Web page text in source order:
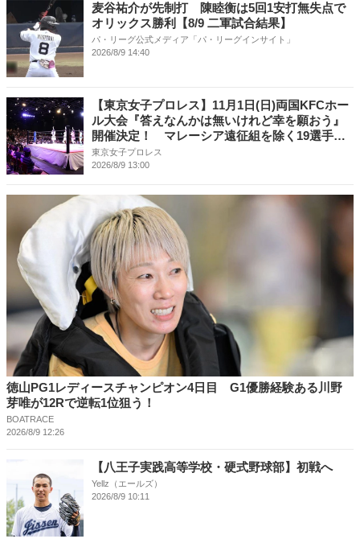
麦谷祐介が先制打 陳睦衡は5回1安打無失点で
オリックス勝利【8/9 二軍試合結果】
パ・リーグ公式メディア「パ・リーグインサイト」
2026/8/9 14:40
【東京女子プロレス】11月1日(日)両国KFCホー
ル大会『答えなんかは無いけれど幸を願おう』
開催決定！ マレーシア遠征組を除く19選手が
出場予定！
東京女子プロレス
2026/8/9 13:00
徳山PG1レディースチャンピオン4日目 G1優勝経験ある川野
芽唯が12Rで逆転1位狙う！
BOATRACE
2026/8/9 12:26
【八王子実践高等学校・硬式野球部】初戦へ
Yellz（エールズ）
2026/8/9 10:11